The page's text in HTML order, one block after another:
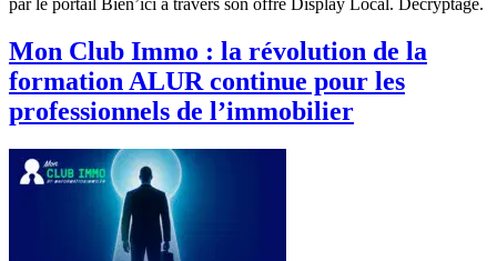
par le portail Bien’ici à travers son offre Display Local. Décryptage.
Mon Club Immo : la révolution de la
formation ALUR continue pour les
professionnels de l’immobilier